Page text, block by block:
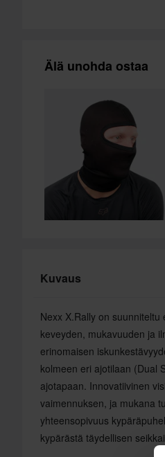
Älä unohda ostaa
Kuvaus
Nexx X.Rally on
keveyden, mukavuuden ja
erinomaisen
kolmeen eri ajotilaan (Dual
ajotapaan. Innovatiivinen
vaimennuksen, ja mukana
yhteensopivuus
kypärästä täydellisen